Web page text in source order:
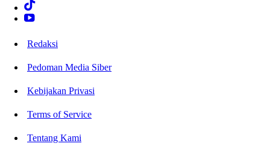
Redaksi
Pedoman Media Siber
Kebijakan Privasi
Terms of Service
Tentang Kami